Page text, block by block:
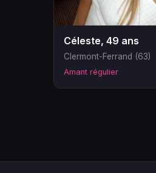
Céleste, 49 ans
Clermont-Ferrand (63)
Amant régulier